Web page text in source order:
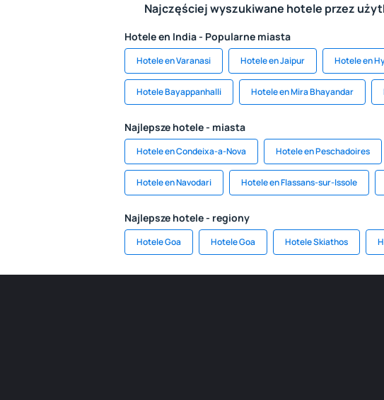
Najczęściej wyszukiwane hotele przez
Hotele en India - Popularne miasta
Hotele en Varanasi Hotele en Jaipur Hotele en
Hotele Bayappanhalli Hotele en Mira Bhayandar
Najlepsze hotele - miasta
Hotele en Condeixa-a-Nova Hotele en Peschadoires
Hotele en Navodari Hotele en Flassans-sur-Issole
Najlepsze hotele - regiony
Hotele Goa Hotele Goa Hotele Skiathos